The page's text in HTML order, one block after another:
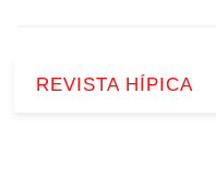
REVISTA HÍPICA